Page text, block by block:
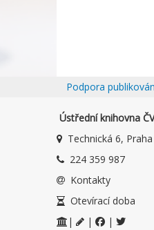
Podpora
Ústřední knihovna
Technická 6,
224 359 987
Kontakty
Otevírací doba
|
| |